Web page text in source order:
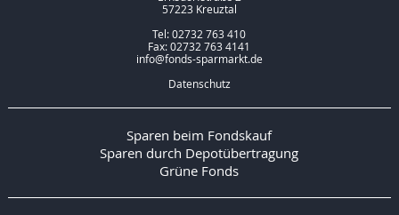
57223 Kreuztal
Tel: 02732 763 410
Fax: 02732 763 4141
info@fonds-sparmarkt.de
Datenschutz
Sparen beim Fondskauf
Sparen durch Depotübertragung
Grüne Fonds